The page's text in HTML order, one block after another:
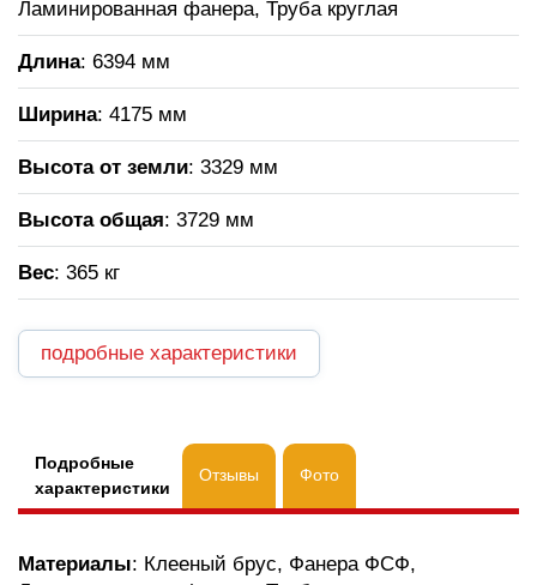
Ламинированная фанера, Труба круглая
Длина: 6394 мм
Ширина: 4175 мм
Высота от земли: 3329 мм
Высота общая: 3729 мм
Вес: 365 кг
подробные характеристики
Подробные
характеристики
Отзывы Фото
Материалы: Клееный брус, Фанера ФСФ,